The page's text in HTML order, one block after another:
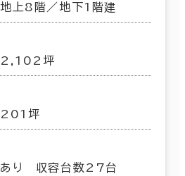
地上8階／地下1階建
2,102坪
201坪
あり 収容台数27台